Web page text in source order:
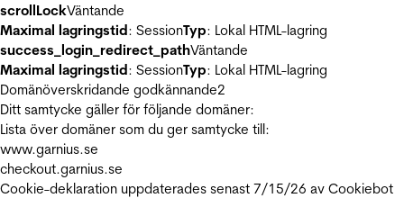
scrollLockVäntande
Maximal lagringstid: SessionTyp: Lokal HTML-lagring
success_login_redirect_pathVäntande
Maximal lagringstid: SessionTyp: Lokal HTML-lagring
Domänöverskridande godkännande2
Ditt samtycke gäller för följande domäner:
Lista över domäner som du ger samtycke till:
www.garnius.se
checkout.garnius.se
Cookie-deklaration uppdaterades senast 7/15/26 av Cookiebot